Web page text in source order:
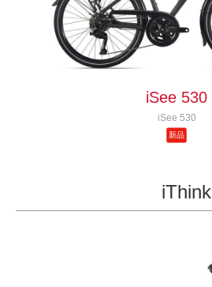
iSee 530
iSee 530
新品
iThink